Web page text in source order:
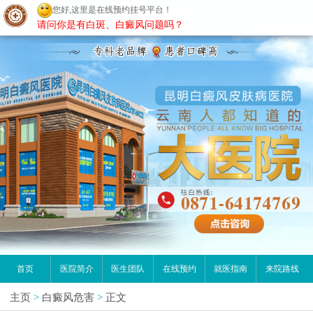
昆明白癜风医院
首页 医院简介 医生团队 在线预约 就医指南 来院路线
主页 > 白癜风危害 > 正文
您好,这里是在线预约挂号平台！
请问你是有白斑、白癜风问题吗？